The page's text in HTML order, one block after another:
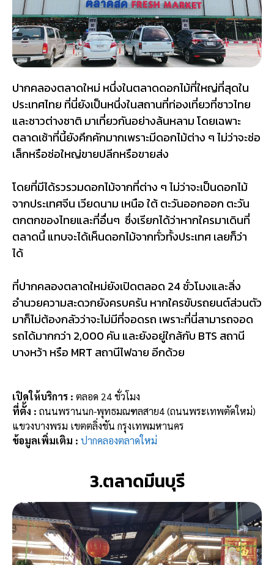
ปากคลองตลาดใหม่ หนึ่งในตลาดดอกไม้ที่ใหญ่ที่สุดใน
ประเทศไทย ที่นี่ยังเป็นหนึ่งในสถานที่ท่องเที่ยวที่ชาวไทย
และชาวต่างชาติ มาเที่ยวกันอย่างล้นหลาม โดยเฉพาะ
ตลาดเช้าที่นี้ยังคึกคักมากเพราะมีดอกไม้ต่าง ๆ ไม่ว่าจะช่อ
เล็กหรือช่อใหญ่ขายปลีกหรือขายส่ง
โดยที่มีได้รวรวมดอกไม้จากที่ต่าง ๆ ไม่ว่าจะเป็นดอกไม้
จากประเทศจีน เวียดนาม เหนือ ใต้ ตะวันออกออก ตะวัน
ตกตกของไทยและที่อื่นๆ ซึ่งเรียกได้ว่าหากใครมาเดินที่
ตลาดนี้ แทบจะได้เห็นดอกไม้จากทั่วทั้งประเทศ เลยก็ว่า
ได้
ที่ปากคลองตลาดใหม่ยังเปิดตลอด 24 ชั่วโมงและสิ่ง
อำนวยความสะดวกยังครบครัน หากใครขับรถยนต์ส่วนตัว
มาก็ไม่ต้องกลัวว่าจะไม่มีที่จอดรถ เพราะที่นี่สามารถจอด
รถได้มากกว่า 2,000 คัน และยังอยู่ใกล้กับ BTS สถานี
บางหว้า หรือ MRT สถานีไฟฉาย อีกด้วย
เปิดให้บริการ : ตลอด 24 ชั่วโมง
ที่ตั้ง : ถนนพรานนก-พุทธมณฑลสาย4 (ถนนพระเทพตัดใหม่)
แขวงบางพรม เขตตลิ่งชัน กรุงเทพมหานคร
ข้อมูลเพิ่มเติม : ปากคลองตลาดใหม่
3.ตลาดมีนบุรี